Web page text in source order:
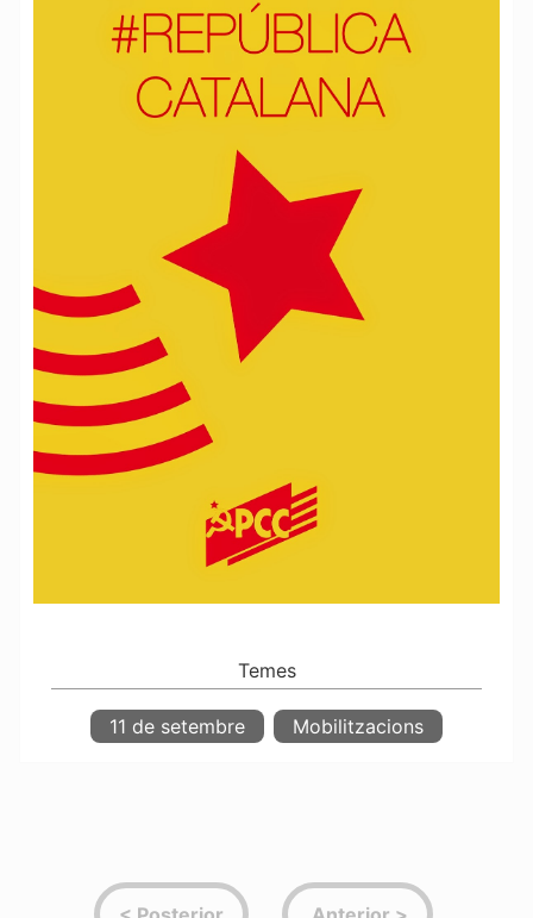
11 de setembre Mobilitzacions